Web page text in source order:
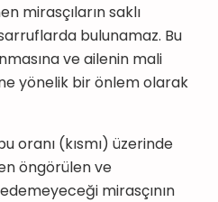
mirasçıların saklı
bulunamaz. Bu
ve ailenin mali
yönelik bir önlem olarak
oranı (kısmı) üzerinde
öngörülen ve
mirasçının